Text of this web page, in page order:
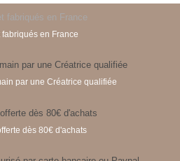
fabriqués en France
par une Créatrice qualifiée
dès 80€ d'achats